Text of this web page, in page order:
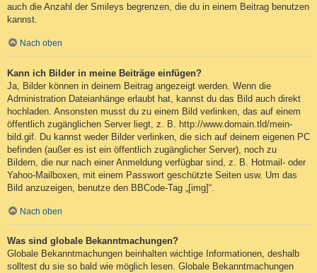
auch die Anzahl der Smileys begrenzen, die du in einem Beitrag benutzen
kannst.
Nach oben
Kann ich Bilder in meine Beiträge einfügen?
Ja, Bilder können in deinem Beitrag angezeigt werden. Wenn die
Administration Dateianhänge erlaubt hat, kannst du das Bild auch direkt
hochladen. Ansonsten musst du zu einem Bild verlinken, das auf einem
öffentlich zugänglichen Server liegt, z. B. http://www.domain.tld/mein-
bild.gif. Du kannst weder Bilder verlinken, die sich auf deinem eigenen PC
befinden (außer es ist ein öffentlich zugänglicher Server), noch zu
Bildern, die nur nach einer Anmeldung verfügbar sind, z. B. Hotmail- oder
Yahoo-Mailboxen, mit einem Passwort geschützte Seiten usw. Um das
Bild anzuzeigen, benutze den BBCode-Tag „[img]“.
Nach oben
Was sind globale Bekanntmachungen?
Globale Bekanntmachungen beinhalten wichtige Informationen, deshalb
solltest du sie so bald wie möglich lesen. Globale Bekanntmachungen